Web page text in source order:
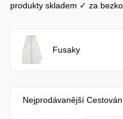
produkty skladem ✓ za
Fusaky
Nejprodávanější